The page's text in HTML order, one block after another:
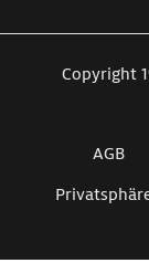
Copyright
AGB